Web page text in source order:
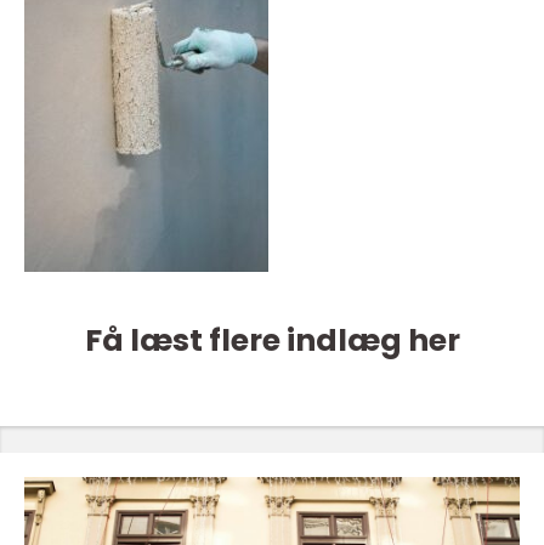
Få læst flere indlæg her